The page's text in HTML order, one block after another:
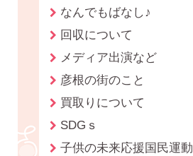
なんでもばなし♪
回収について
メディア出演など
彦根の街のこと
買取りについて
SDGｓ
子供の未来応援国民運動